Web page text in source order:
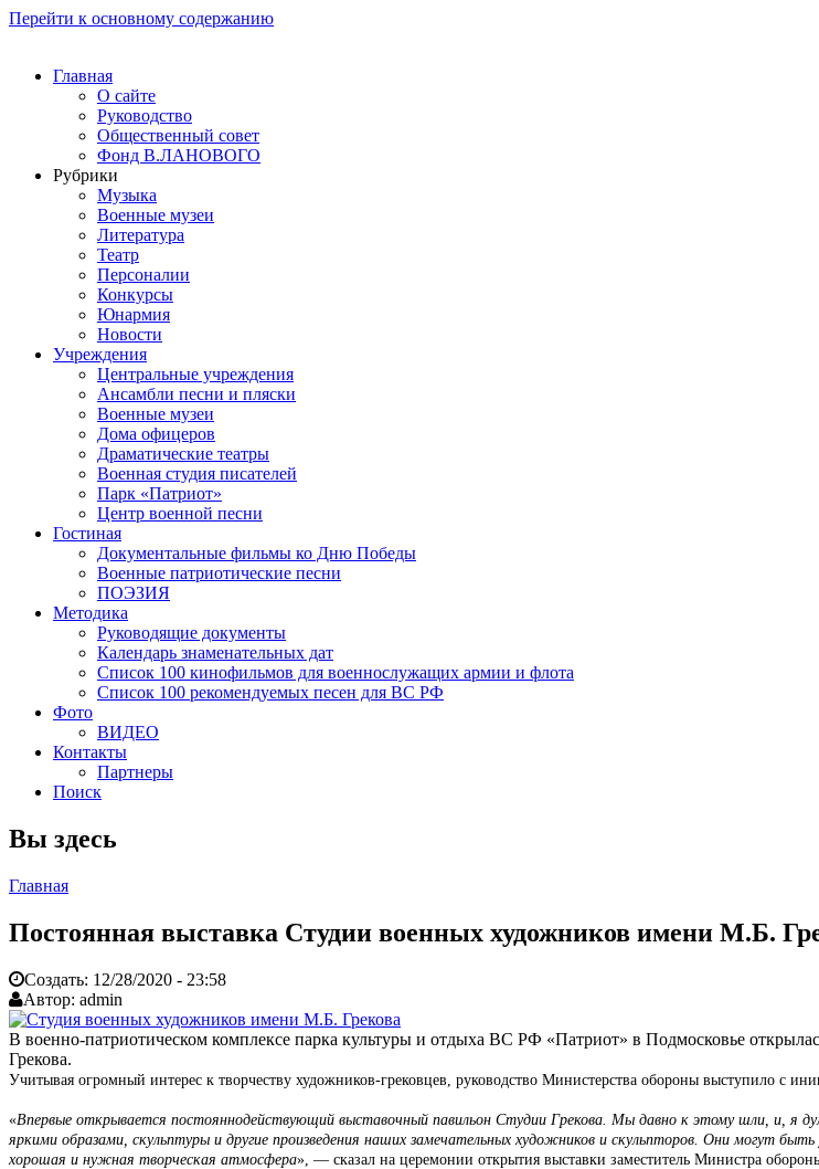
Перейти к основному содержанию
Главная
О сайте
Руководство
Общественный совет
Фонд В.ЛАНОВОГО
Рубрики
Музыка
Военные музеи
Литература
Театр
Персоналии
Конкурсы
Юнармия
Новости
Учреждения
Центральные учреждения
Ансамбли песни и пляски
Военные музеи
Дома офицеров
Драматические театры
Военная студия писателей
Парк «Патриот»
Центр военной песни
Гостиная
Документальные фильмы ко Дню Победы
Военные патриотические песни
ПОЭЗИЯ
Методика
Руководящие документы
Календарь знаменательных дат
Список 100 кинофильмов для военнослужащих армии и флота
Список 100 рекомендуемых песен для ВС РФ
Фото
ВИДЕО
Контакты
Партнеры
Поиск
Вы здесь
Главная
Постоянная выставка Студии военных художников имени М.Б.
Создать: 12/28/2020 - 23:58
Автор: admin
В военно-патриотическом комплексе парка культуры и отдыха ВС РФ «Патриот» в Подмосковье
Грекова.
Учитывая огромный интерес к творчеству художников-грековцев, руководство Министерства обороны выступило с
«Впервые открывается постояннодействующий выставочный павильон Студии Грекова. Мы давно к этому шли, и, я
яркими образами, скульптуры и другие произведения наших замечательных художников и скульпторов. Они могут
хорошая и нужная творческая атмосфера», — сказал на церемонии открытия выставки заместитель Министра